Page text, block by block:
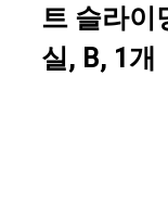
트 슬라이
실, B, 1개